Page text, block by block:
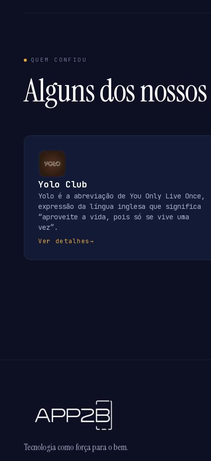
QUEM CONFIOU
Alguns dos
Yolo Club
Yolo é a abreviação de You Only Live Once,
expressão da língua inglesa que significa
“aproveite a vida, pois só se vive uma
vez”.
Ver detalhes→
Tecnologia como força para o bem.